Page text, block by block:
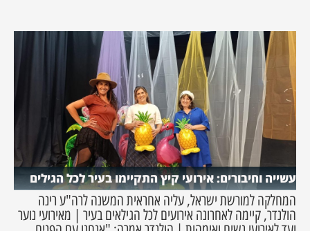
עשייה וחיבורים: אירועי קיץ התקיימו בעיר לכל הגילים
המחלקה למורשת ישראל, עליה אחראית המשנה לרה"ע רינה
הולנדר, קיימה לאחרונה אירועים לכל הגילאים בעיר | מאירועי נוער